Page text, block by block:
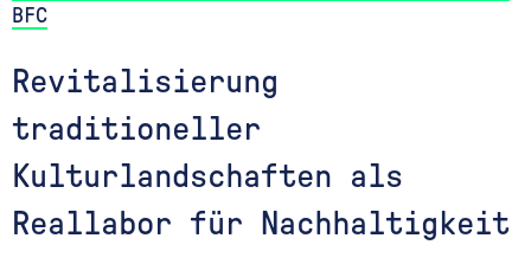
BFC
Revitalisierung
traditioneller
Kulturlandschaften als
Reallabor für Nachhaltigkeit